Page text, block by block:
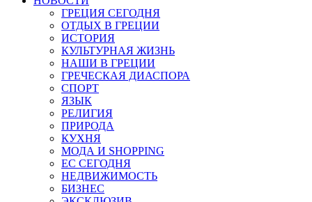
ГРЕЦИЯ СЕГОДНЯ
ОТДЫХ В ГРЕЦИИ
ИСТОРИЯ
КУЛЬТУРНАЯ ЖИЗНЬ
НАШИ В ГРЕЦИИ
ГРЕЧЕСКАЯ ДИАСПОРА
СПОРТ
ЯЗЫК
РЕЛИГИЯ
ПРИРОДА
КУХНЯ
МОДА И SHOPPING
ЕС СЕГОДНЯ
НЕДВИЖИМОСТЬ
БИЗНЕС